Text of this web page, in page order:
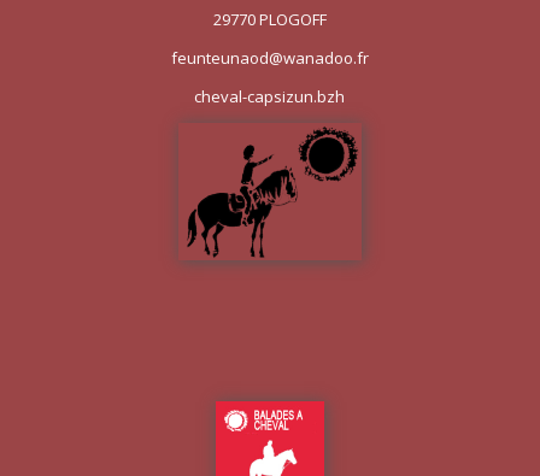
29770 PLOGOFF
feunteunaod@wanadoo.fr
cheval-capsizun.bzh